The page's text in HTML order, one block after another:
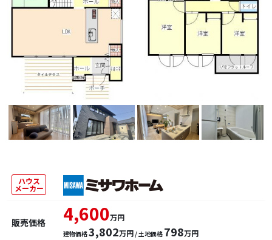
ハウス
メーカー
販売価格 4,600万円
建物価格3,802万円 / 土地価格 798万円